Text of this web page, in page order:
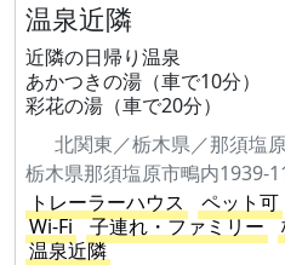
温泉近隣
近隣の日帰り温泉
あかつきの湯（車で10分）
彩花の湯（車で20分）
北関東／栃木県／那須塩原
栃木県那須塩原市鴫内1939-
トレーラーハウス
ペット可
Wi-Fi
子連れ・ファミリー
温泉近隣